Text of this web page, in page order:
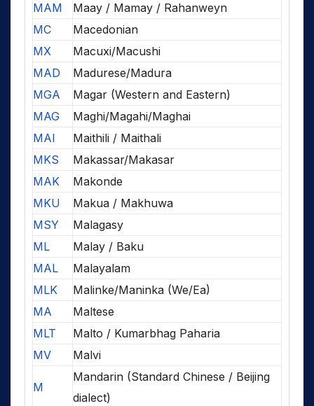
MAM
Maay / Mamay / Rahanweyn
MC
Macedonian
MX
Macuxi/Macushi
MAD
Madurese/Madura
MGA
Magar (Western and Eastern)
MAG
Maghi/Magahi/Maghai
MAI
Maithili / Maithali
MKS
Makassar/Makasar
MAK
Makonde
MKU
Makua / Makhuwa
MSY
Malagasy
ML
Malay / Baku
MAL
Malayalam
MLK
Malinke/Maninka (We/Ea)
MA
Maltese
MLT
Malto / Kumarbhag Paharia
MV
Malvi
M
Mandarin (Standard Chinese / Beijing
dialect)